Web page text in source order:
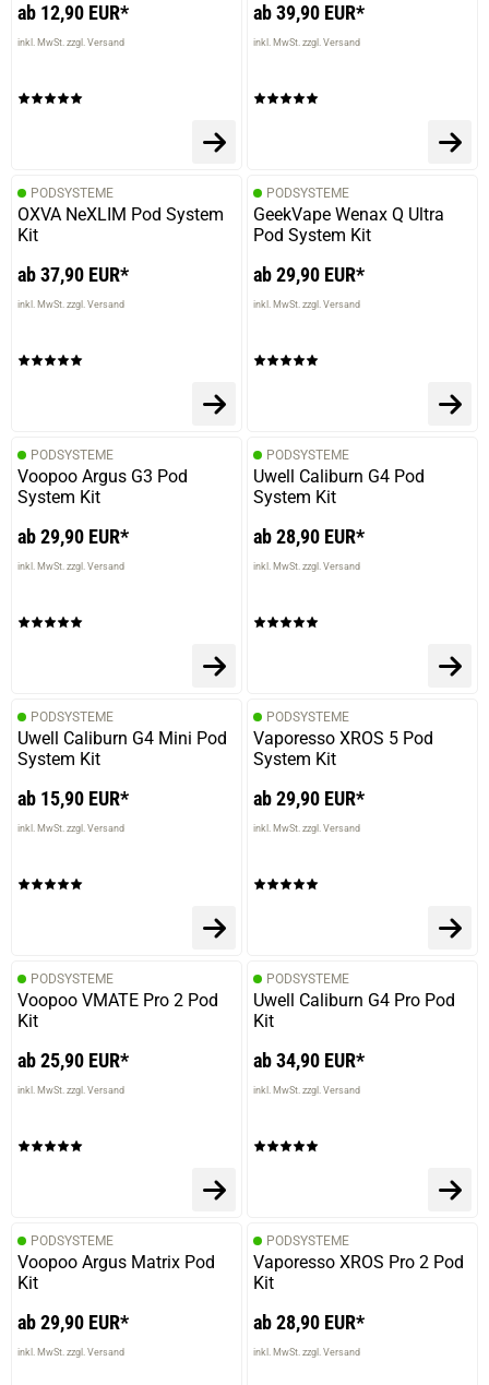
ab 12,90 EUR*
inkl. MwSt. zzgl. Versand
ab 39,90 EUR*
inkl. MwSt. zzgl. Versand
PODSYSTEME
OXVA NeXLIM Pod System
Kit
ab 37,90 EUR*
inkl. MwSt. zzgl. Versand
PODSYSTEME
GeekVape Wenax Q Ultra
Pod System Kit
ab 29,90 EUR*
inkl. MwSt. zzgl. Versand
PODSYSTEME
Voopoo Argus G3 Pod
System Kit
ab 29,90 EUR*
inkl. MwSt. zzgl. Versand
PODSYSTEME
Uwell Caliburn G4 Pod
System Kit
ab 28,90 EUR*
inkl. MwSt. zzgl. Versand
PODSYSTEME
Uwell Caliburn G4 Mini Pod
System Kit
ab 15,90 EUR*
inkl. MwSt. zzgl. Versand
PODSYSTEME
Vaporesso XROS 5 Pod
System Kit
ab 29,90 EUR*
inkl. MwSt. zzgl. Versand
PODSYSTEME
Voopoo VMATE Pro 2 Pod
Kit
ab 25,90 EUR*
inkl. MwSt. zzgl. Versand
PODSYSTEME
Uwell Caliburn G4 Pro Pod
Kit
ab 34,90 EUR*
inkl. MwSt. zzgl. Versand
PODSYSTEME
Voopoo Argus Matrix Pod
Kit
ab 29,90 EUR*
inkl. MwSt. zzgl. Versand
PODSYSTEME
Vaporesso XROS Pro 2 Pod
Kit
ab 28,90 EUR*
inkl. MwSt. zzgl. Versand